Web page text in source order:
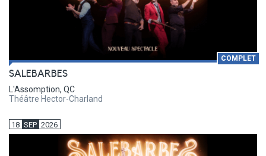
COMPLET
SALEBARBES
L'Assomption, QC
Théâtre Hector-Charland
18 SEP 2026